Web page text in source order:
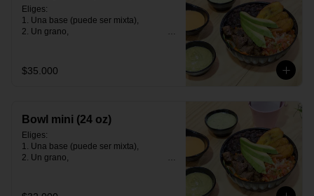
Eliges:
1. Una base (puede ser mixta),
2. Un grano,
$35.000
Bowl mini (24 oz)
Eliges:
1. Una base (puede ser mixta),
2. Un grano,